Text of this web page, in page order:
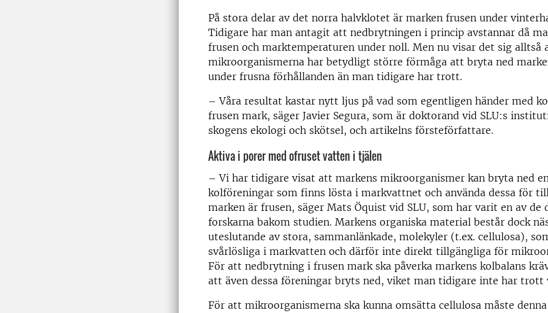
På stora delar av det norra halvklotet är marken frusen under
Tidigare har man antagit att nedbrytningen i princip avstannar då
frusen och marktemperaturen under noll. Men nu visar det sig alltså
mikroorganismerna har betydligt större förmåga att bryta ned
under frusna förhållanden än man tidigare har trott.
– Våra resultat kastar nytt ljus på vad som egentligen händer med
frusen mark, säger Javier Segura, som är doktorand vid SLU:s
skogens ekologi och skötsel, och artikelns försteförfattare.
Aktiva i porer med ofruset vatten i tjälen
– Vi har tidigare visat att markens mikroorganismer kan bryta ned
kolföreningar som finns lösta i markvattnet och använda dessa för
marken är frusen, säger Mats Öquist vid SLU, som har varit en av de
forskarna bakom studien. Markens organiska material består dock
uteslutande av stora, sammanlänkade, molekyler (t.ex. cellulosa),
svårlösliga i markvatten och därför inte direkt tillgängliga för
För att nedbrytning i frusen mark ska påverka markens kolbalans
att även dessa föreningar bryts ned, viket man tidigare inte har
För att mikroorganismerna ska kunna omsätta cellulosa måste